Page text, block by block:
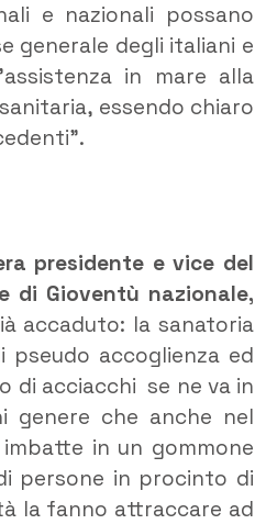
e nazionali possano
generale degli italiani e
in mare alla
essendo chiaro
presidente e vice del
di Gioventù nazionale,
accaduto: la sanatoria
accoglienza ed
di acciacchi se ne va in
genere che anche nel
in un gommone
persone in procinto di
la fanno attraccare ad